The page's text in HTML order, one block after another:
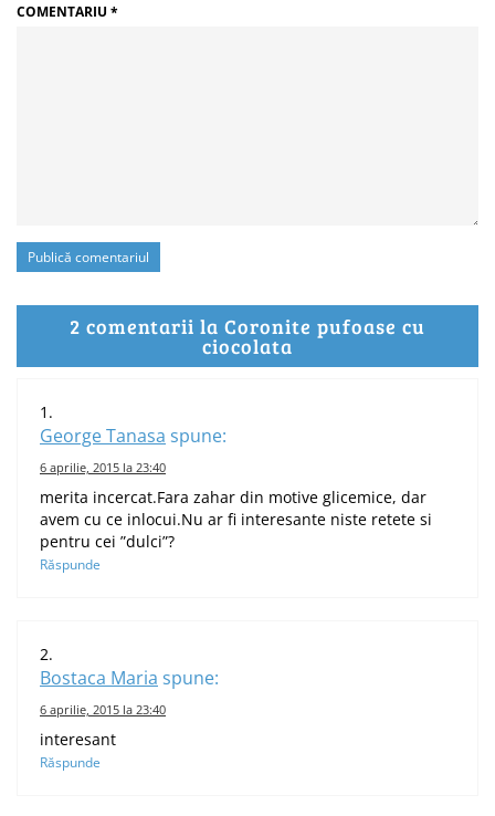
COMENTARIU *
2 comentarii la Coronite pufoase cu
ciocolata
George Tanasa spune:
6 aprilie, 2015 la 23:40
merita incercat.Fara zahar din motive glicemice, dar
avem cu ce inlocui.Nu ar fi interesante niste retete si
pentru cei ”dulci”?
Răspunde
Bostaca Maria spune:
6 aprilie, 2015 la 23:40
interesant
Răspunde